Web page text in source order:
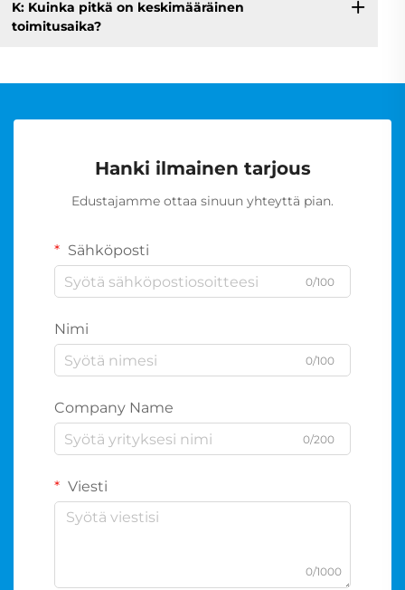
K: Kuinka pitkä on keskimääräinen
toimitusaika?
Hanki ilmainen tarjous
Edustajamme ottaa sinuun yhteyttä pian.
Sähköposti
0/100
Nimi
0/100
Company Name
0/200
Viesti
0/1000